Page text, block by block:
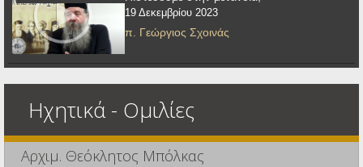
19 Δεκεμβρίου 2023
π. Γεώργιος Σχοινάς
Ηχητικά - Ομιλίες
Αρχιμ. Θεόκλητος Μπόλκας